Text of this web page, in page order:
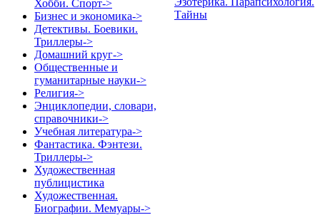
Хобби. Спорт->
Бизнес и экономика->
Детективы. Боевики.
Триллеры->
Домашний круг->
Общественные и
гуманитарные науки->
Религия->
Энциклопедии, словари,
справочники->
Учебная литература->
Фантастика. Фэнтези.
Триллеры->
Художественная
публицистика
Художественная.
Биографии. Мемуары->
Тайны